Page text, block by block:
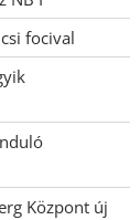
focival
Központ új